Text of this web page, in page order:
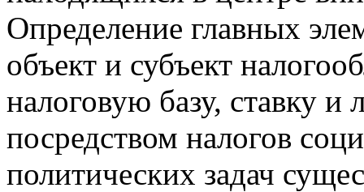
Определение главных
объект и субъект
налоговую базу, ставку и
посредством налогов
политических задач